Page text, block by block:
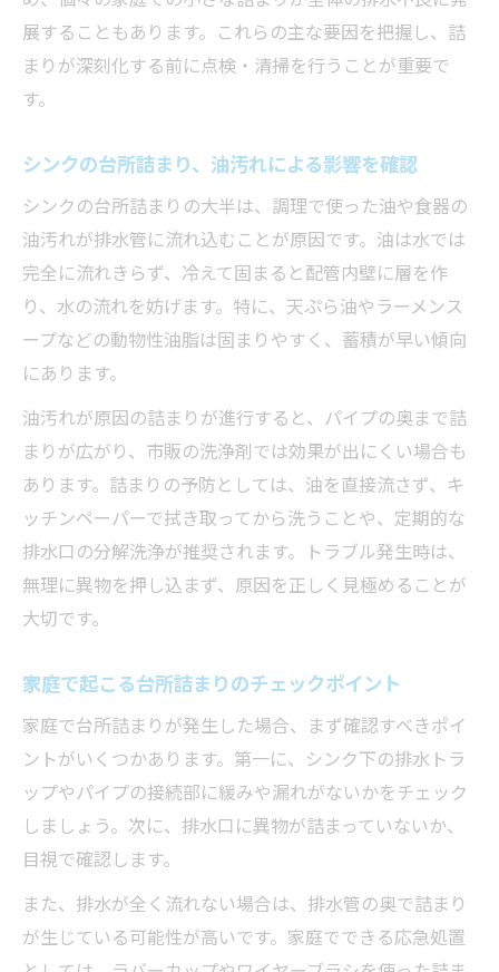
自分でできる台所詰まりの安全な直し方
台所詰まりを安全に自分で直す基本手順
安全に台所詰まりを解消するコツと工夫
家庭での台所詰まり修理で失敗しない方法
台所詰まりで排水が止まった時の応急対応
法
流れない台所詰まりは応急処置で被害を防
台所詰まり時の応急処置で大切なこと
排水が流れない時に使える台所詰まり対策
台所詰まり応急処置後に確認すべき点
展することもあります。これらの主な要因を把握し、詰
まりが深刻化する前に点検・清掃を行うことが重要で
す。
シンクの台所詰まり、油汚れによる影響を確認
シンクの台所詰まりの大半は、調理で使った油や食器の
油汚れが排水管に流れ込むことが原因です。油は水では
完全に流れきらず、冷えて固まると配管内壁に層を作
り、水の流れを妨げます。特に、天ぷら油やラーメンス
ープなどの動物性油脂は固まりやすく、蓄積が早い傾向
にあります。
油汚れが原因の詰まりが進行すると、パイプの奥まで詰
まりが広がり、市販の洗浄剤では効果が出にくい場合も
あります。詰まりの予防としては、油を直接流さず、キ
ッチンペーパーで拭き取ってから洗うことや、定期的な
排水口の分解洗浄が推奨されます。トラブル発生時は、
無理に異物を押し込まず、原因を正しく見極めることが
大切です。
家庭で起こる台所詰まりのチェックポイント
家庭で台所詰まりが発生した場合、まず確認すべきポイ
ントがいくつかあります。第一に、シンク下の排水トラ
ップやパイプの接続部に緩みや漏れがないかをチェック
しましょう。次に、排水口に異物が詰まっていないか、
目視で確認します。
また、排水が全く流れない場合は、排水管の奥で詰まり
が生じている可能性が高いです。家庭でできる応急処置